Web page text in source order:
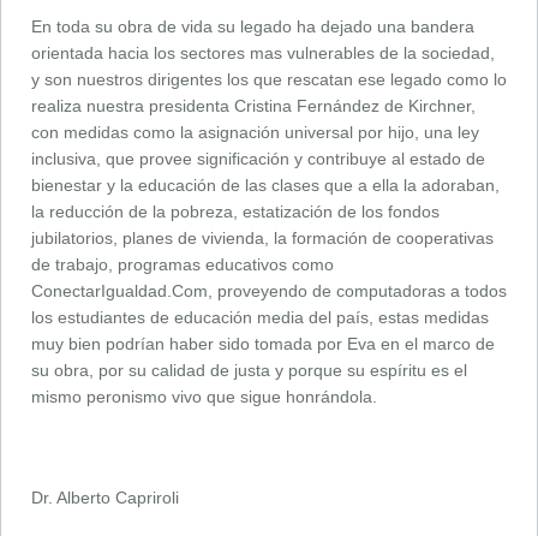
En toda su obra de vida su legado ha dejado una bandera
orientada hacia los sectores mas vulnerables de la sociedad,
y son nuestros dirigentes los que rescatan ese legado como lo
realiza nuestra presidenta Cristina Fernández de Kirchner,
con medidas como la asignación universal por hijo, una ley
inclusiva, que provee significación y contribuye al estado de
bienestar y la educación de las clases que a ella la adoraban,
la reducción de la pobreza, estatización de los fondos
jubilatorios, planes de vivienda, la formación de cooperativas
de trabajo, programas educativos como
ConectarIgualdad.Com, proveyendo de computadoras a todos
los estudiantes de educación media del país, estas medidas
muy bien podrían haber sido tomada por Eva en el marco de
su obra, por su calidad de justa y porque su espíritu es el
mismo peronismo vivo que sigue honrándola.
Dr. Alberto Capriroli